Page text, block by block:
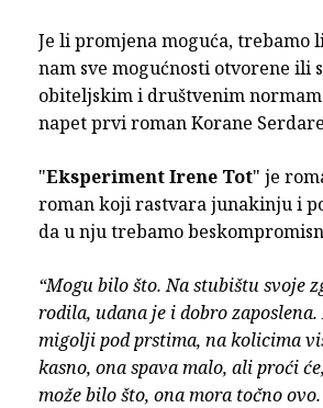
Je li promjena moguća, trebamo
nam sve mogućnosti otvorene ili
obiteljskim i društvenim
napet prvi roman Korane
"Eksperiment Irene Tot" je
roman koji rastvara junakinju i
da u nju trebamo
“Mogu bilo što. Na stubištu svoje
rodila, udana je i dobro
migolji pod prstima, na kolicima
kasno, ona spava malo, ali proći
može bilo što, ona mora točno